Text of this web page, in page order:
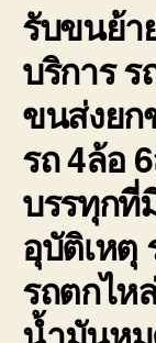
รับขนย้า
บริการ
ขนส่งยก
รถ 4ล้อ
บรรทุก
อุบัติเหตุ
รถตกไห